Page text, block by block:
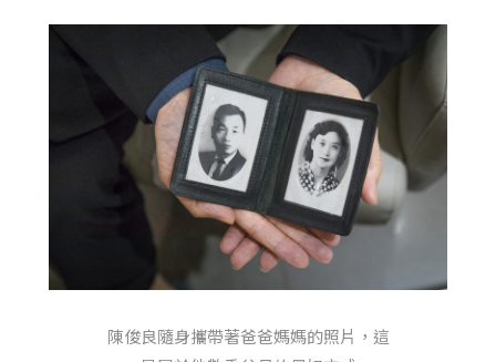
陳俊良隨身攜帶著爸爸媽媽的照片，這